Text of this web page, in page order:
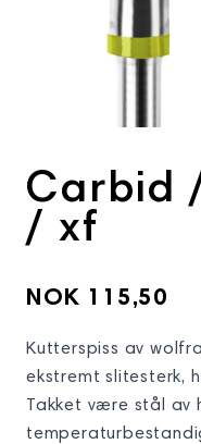
Carbid /
/ xf
NOK 115,50
Kutterspiss av
ekstremt slitesterk,
Takket være stål av